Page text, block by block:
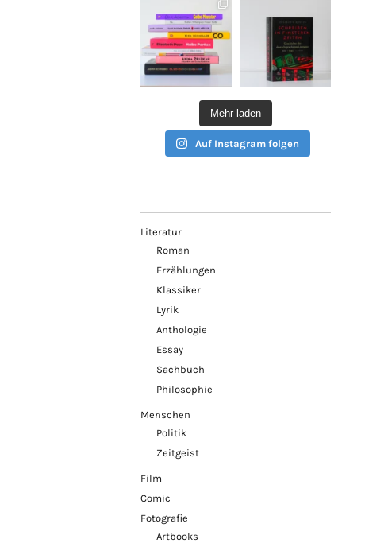
Mehr laden
Auf Instagram folgen
Literatur
Roman
Erzählungen
Klassiker
Lyrik
Anthologie
Essay
Sachbuch
Philosophie
Menschen
Politik
Zeitgeist
Film
Comic
Fotografie
Artbooks